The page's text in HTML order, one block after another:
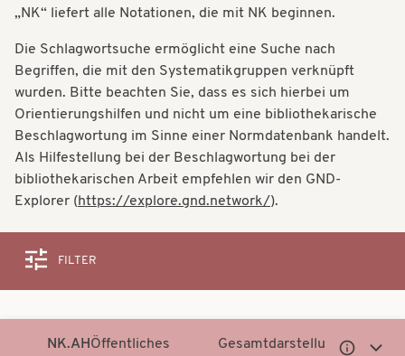
„NK“ liefert alle Notationen, die mit NK beginnen.
Die Schlagwortsuche ermöglicht eine Suche nach
Begriffen, die mit den Systematikgruppen verknüpft
wurden. Bitte beachten Sie, dass es sich hierbei um
Orientierungshilfen und nicht um eine bibliothekarische
Beschlagwortung im Sinne einer Normdatenbank handelt.
Als Hilfestellung bei der Beschlagwortung bei der
bibliothekarischen Arbeit empfehlen wir den GND-
Explorer (https://explore.gnd.network/).
Suche
FILTER
NK.AHÖffentliches
Gesamtdarstellu